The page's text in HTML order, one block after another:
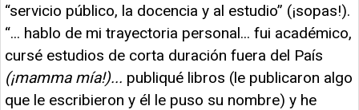
“servicio público, la docencia y al estudio” (¡sopas!).
“... hablo de mi trayectoria personal... fui académico,
cursé estudios de corta duración fuera del País
(¡mamma mía!)... publiqué libros (le publicaron algo
que le escribieron y él le puso su nombre) y he